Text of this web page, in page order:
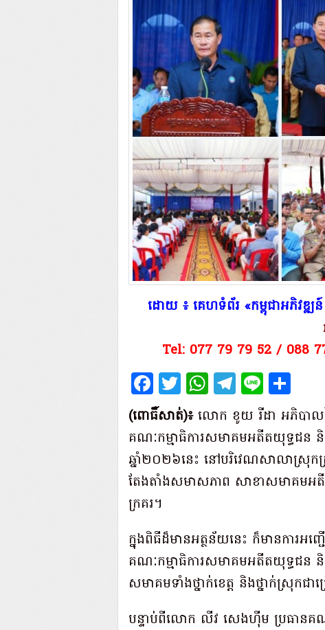
ដោយ ៖ គេហទំព័រ «កម្ពុជាអភិវឌ្
Tel: 077 79 79 52 / 088
Facebook
Twitter
WhatsApp
Telegram
Line
(ពោធិ៍សាត់)៖ លោក ខូយ រីដា អភិបាល
គណៈកម្មាធិការសមាគមអតីតយុទ្ធជន និង
ឆ្នាំ២០២៦នេះ នៅបរិវេណសាលាស្រុក
តែងតាំងសមាសភាព សាខាសមាគមអ
ក្រគរ។
ក្នុងពិធីដ៏មានអត្ថន័យនេះ ក៏មានការ
គណៈកម្មាធិការសមាគមអតីតយុទ្ធជន និ
សមាគមទាំងថ្នាក់ខេត្ត និងថ្នាក់ស្រុកជាច្
បន្ទាប់ពីលោក លីវ សេងហ៊ីម ប្រធានគណ